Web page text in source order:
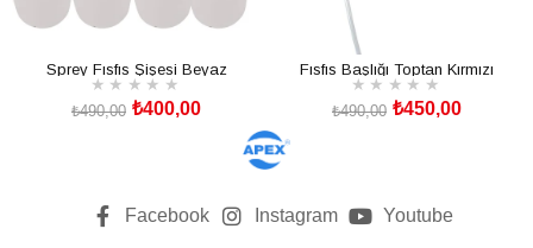
Sprey Fısfıs Şişesi Beyaz
★ ★ ★ ★ ★
₺400,00
₺490,00
Fısfıs Başlığı Toptan Kırmızı
★ ★ ★ ★ ★
₺450,00
₺490,00
Facebook Instagram Youtube